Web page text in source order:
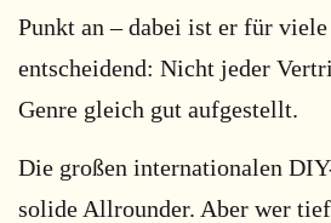
Punkt an – dabei ist er für
entscheidend: Nicht jeder
Genre gleich gut aufgestellt.
Die großen internationalen
solide Allrounder. Aber wer